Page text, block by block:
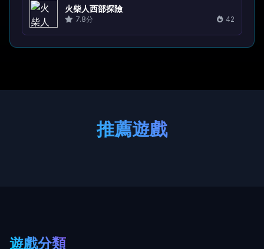
火柴人西部探險
7.8分 42
推薦遊戲
遊戲分類